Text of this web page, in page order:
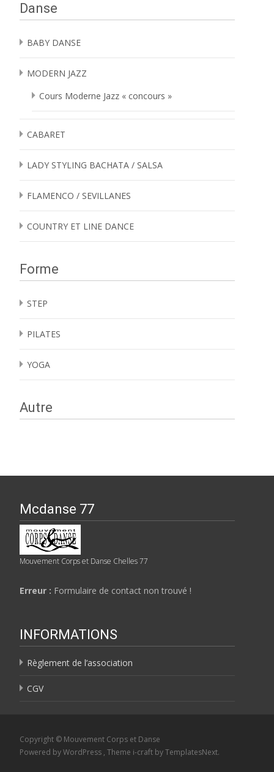
Danse
BABY DANSE
MODERN JAZZ
Cours Moderne Jazz « concours »
CABARET
LADY STYLING BACHATA / SALSA
FLAMENCO / SEVILLANES
COUNTRY ET LINE DANCE
Forme
STEP
PILATES
YOGA
Autre
Mcdanse 77
Mouvement Corps et Danse Chelles 77
Erreur : Formulaire de contact non trouvé !
INFORMATIONS
Règlement de l’association
CGV
Copyright © Mouvement Corps et Danse
Powered by WordPress , Theme i-craft by TemplatesNext.